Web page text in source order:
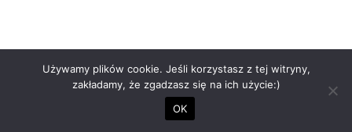
Używamy plików cookie. Jeśli korzystasz z tej witryny,
zakładamy, że zgadzasz się na ich użycie:)
OK